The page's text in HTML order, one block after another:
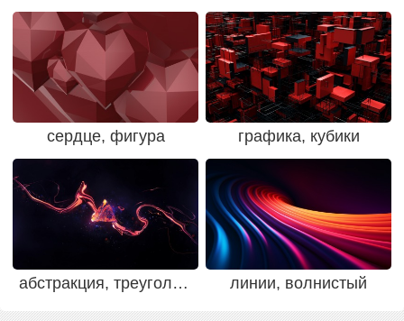
сердце, фигура графика, кубики
абстракция, треугольник линии, волнистый